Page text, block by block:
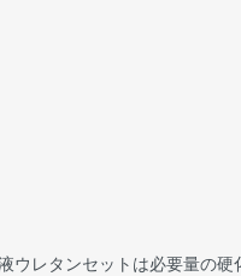
ウレタンセットは必要量の硬